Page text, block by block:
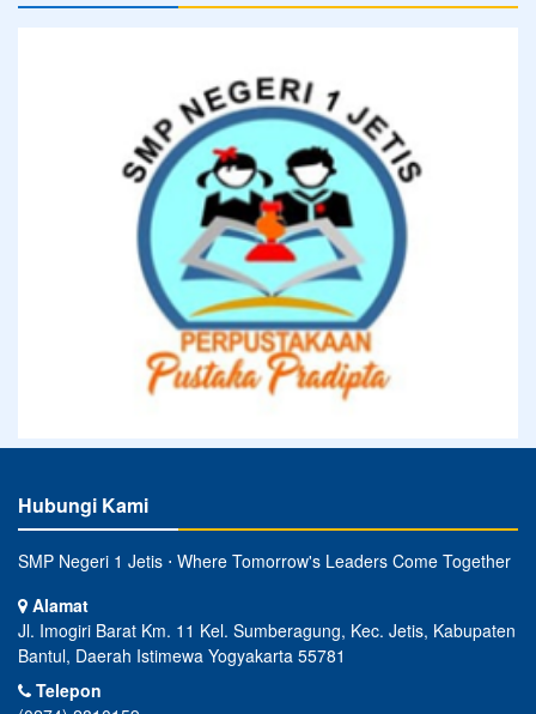
Hubungi Kami
SMP Negeri 1 Jetis ⋅ Where Tomorrow's Leaders Come Together
Alamat
Jl. Imogiri Barat Km. 11 Kel. Sumberagung, Kec. Jetis, Kabupaten
Bantul, Daerah Istimewa Yogyakarta 55781
Telepon